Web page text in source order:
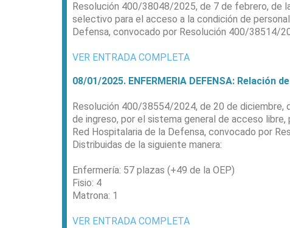
Resolución 400/38048/2025, de 7 de febrero, de
selectivo para el acceso a la condición de
Defensa, convocado por Resolución 400/38514/
VER ENTRADA COMPLETA
08/01/2025. ENFERMERIA DEFENSA:
Resolución 400/38554/2024, de 20 de diciembre,
de ingreso, por el sistema general de acceso
Red Hospitalaria de la Defensa, convocado por
Distribuidas de la siguiente manera:
Enfermería: 57 plazas (+49 de la OEP)
Fisio: 4
Matrona: 1
VER ENTRADA COMPLETA